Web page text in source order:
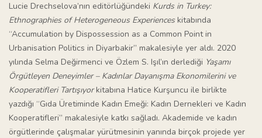
Lucie Drechselova’nın editörlüğündeki Kurds in Turkey:
Ethnographies of Heterogeneous Experiences kitabında
“Accumulation by Dispossession as a Common Point in
Urbanisation Politics in Diyarbakir” makalesiyle yer aldı. 2020
yılında Selma Değirmenci ve Özlem S. Işıl’ın derlediği Yaşamı
Örgütleyen Deneyimler – Kadınlar Dayanışma Ekonomilerini ve
Kooperatifleri Tartışıyorkitabına Hatice Kurşuncu ile birlikte
yazdığı “Gıda Üretiminde Kadın Emeği: Kadın Dernekleri ve Kadın
Kooperatifleri” makalesiyle katkı sağladı. Akademide ve kadın
örgütlerinde çalışmalar yürütmesinin yanında birçok projede yer